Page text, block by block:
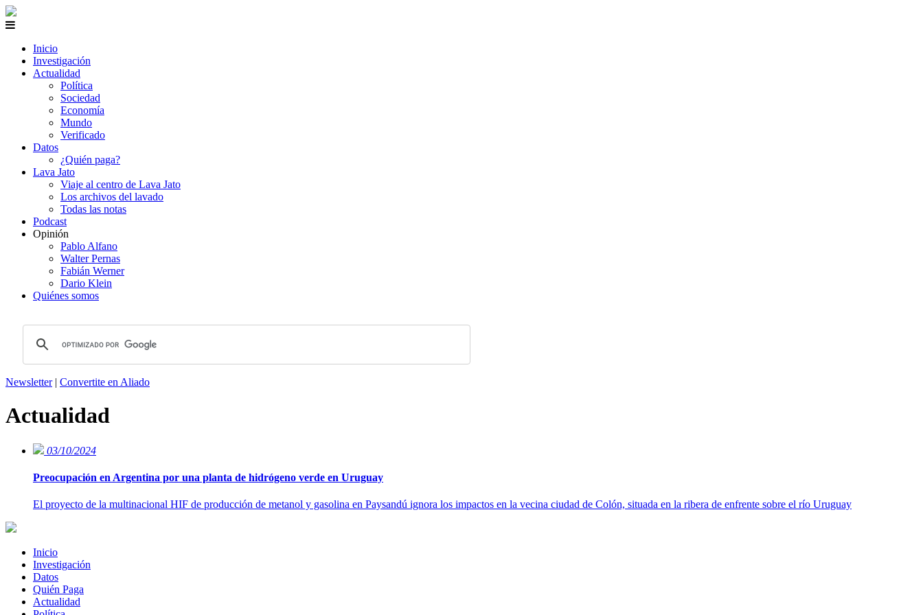
Inicio
Investigación
Actualidad
Política
Sociedad
Economía
Mundo
Verificado
Datos
¿Quién paga?
Lava Jato
Viaje al centro de Lava Jato
Los archivos del lavado
Todas las notas
Podcast
Opinión
Pablo Alfano
Walter Pernas
Fabián Werner
Dario Klein
Quiénes somos
Newsletter| Convertite en Aliado
Actualidad
03/10/2024
Preocupación en Argentina por una planta de hidrógeno verde en Uruguay
El proyecto de la multinacional HIF de producción de metanol y gasolina en Paysandú ignora los impactos en la vecina ciudad de Colón, situada en la ribera de enfrente sobre el río Uruguay
Inicio
Investigación
Datos
Quién Paga
Actualidad